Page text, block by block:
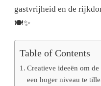
gastvrijheid en de
🍽️✨
Table of Contents
Creatieve ideeën om
een hoger niveau te